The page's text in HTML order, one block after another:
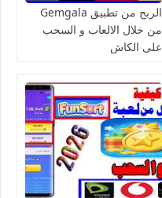
الربح من تطبيق Gemgala
من خلال الالعاب و السحب
على الكاش